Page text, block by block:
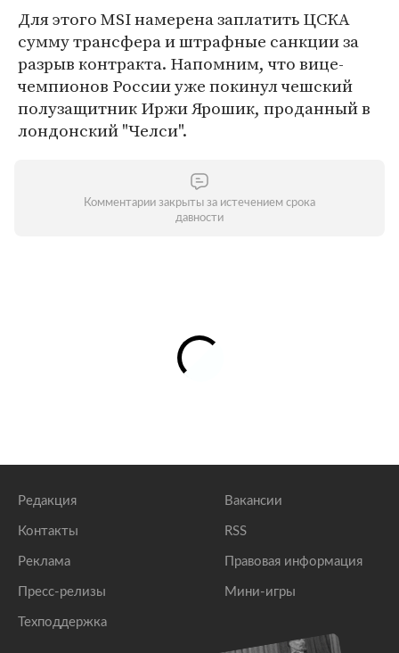
Для этого MSI намерена заплатить ЦСКА
сумму трансфера и штрафные санкции за
разрыв контракта. Напомним, что вице-
чемпионов России уже покинул чешский
полузащитник Иржи Ярошик, проданный в
лондонский "Челси".
Комментарии закрыты за истечением срока
давности
Редакция
Контакты
Реклама
Пресс-релизы
Техподдержка
Вакансии
RSS
Правовая информация
Мини-игры